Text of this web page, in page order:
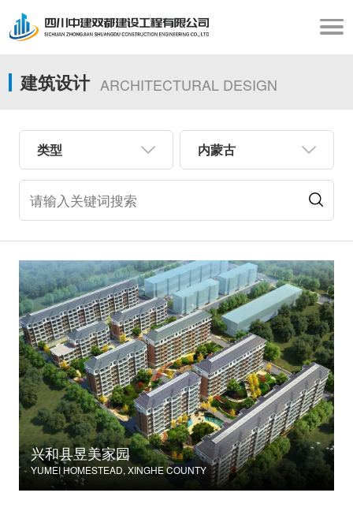
建筑设计 ARCHITECTURAL DESIGN
类型 内蒙古
兴和县昱美家园
YUMEI HOMESTEAD, XINGHE COUNTY